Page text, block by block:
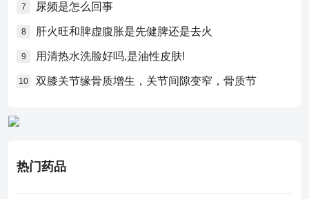
7 尿频是怎么回事
8 肝火旺和脾虚腹胀是先健脾还是去火
9 用清热水洗脸好吗,是油性皮肤!
10 双膝关节缘骨质增生，关节间隙变窄，骨质节
热门药品